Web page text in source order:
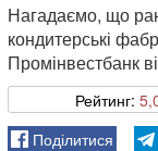
Нагадаємо, що
кондитерські
Промінвестбанк